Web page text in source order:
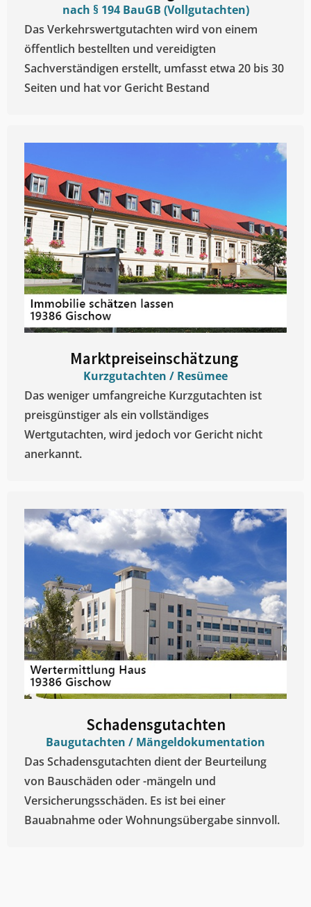
nach § 194 BauGB (Vollgutachten)
Das Verkehrswertgutachten wird von einem
öffentlich bestellten und vereidigten
Sachverständigen erstellt, umfasst etwa 20 bis 30
Seiten und hat vor Gericht Bestand
Marktpreiseinschätzung ​
Kurzgutachten / Resümee
Das weniger umfangreiche Kurzgutachten ist
preisgünstiger als ein vollständiges
Wertgutachten, wird jedoch vor Gericht nicht
anerkannt.
Schadensgutachten
Baugutachten / Mängeldokumentation
Das Schadensgutachten dient der Beurteilung
von Bauschäden oder -mängeln und
Versicherungsschäden. Es ist bei einer
Bauabnahme oder Wohnungsübergabe sinnvoll.